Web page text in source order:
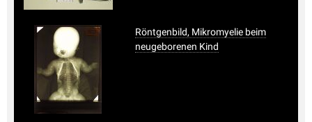
Röntgenbild, Mikromyelie beim
neugeborenen Kind